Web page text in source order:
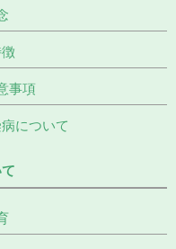
事項
について